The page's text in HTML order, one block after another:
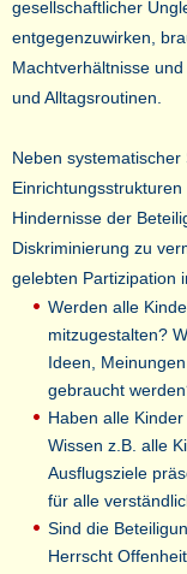
gesellschaftlicher
entgegenzuwirken,
Machtverhältnisse
und Alltagsroutinen.
Neben
Hindernisse der
Diskriminierung zu
gelebten Partizipation
Werden alle
mitzugestalten?
Ideen,
gebraucht
Haben alle
Wissen z.B. alle
Ausflugsziele
für alle
Sind die
Herrscht